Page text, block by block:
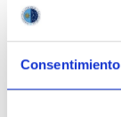
Consentimiento